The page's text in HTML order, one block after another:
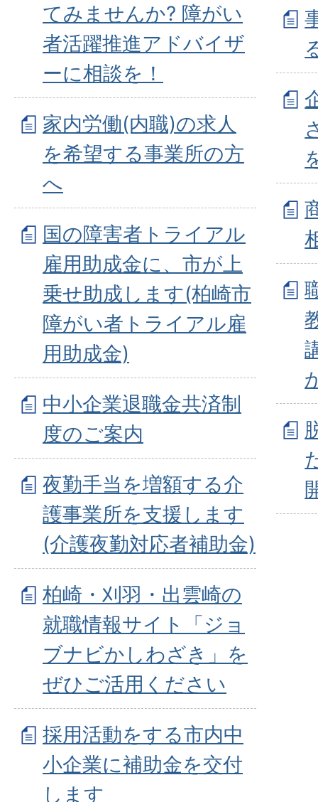
てみませんか? 障がい
者活躍推進アドバイザ
ーに相談を！
家内労働(内職)の求人
を希望する事業所の方
へ
国の障害者トライアル
雇用助成金に、市が上
乗せ助成します(柏崎市
障がい者トライアル雇
用助成金)
中小企業退職金共済制
度のご案内
夜勤手当を増額する介
護事業所を支援します
(介護夜勤対応者補助金)
柏崎・刈羽・出雲崎の
就職情報サイト「ジョ
ブナビかしわざき」を
ぜひご活用ください
採用活動をする市内中
小企業に補助金を交付
します